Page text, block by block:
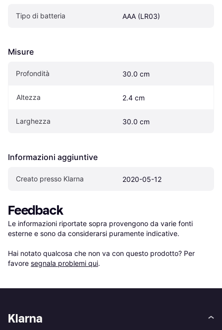
Tipo di batteria AAA (LR03)
Misure
Profondità 30.0 cm
Altezza 2.4 cm
Larghezza 30.0 cm
Informazioni aggiuntive
Creato presso Klarna 2020-05-12
Feedback
Le informazioni riportate sopra provengono da varie fonti
esterne e sono da considerarsi puramente indicative.
Hai notato qualcosa che non va con questo prodotto? Per
favore segnala problemi qui.
Klarna